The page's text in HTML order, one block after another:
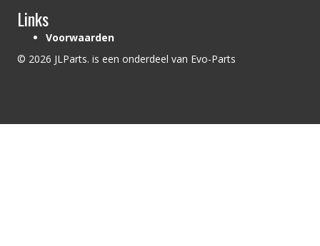
Links
Voorwaarden
© 2026 JLParts. is een onderdeel van Evo-Parts